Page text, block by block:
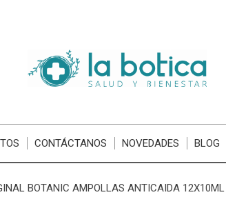
CONTÁCTANOS NOVEDADES BLOG
BOTANIC AMPOLLAS ANTICAIDA 12X10ML